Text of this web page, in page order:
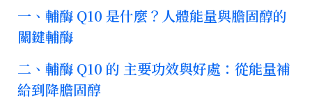
一、輔酶 Q10 是什麼？人體能量與膽固醇的
關鍵輔酶
二、輔酶 Q10 的 主要功效與好處：從能量補
給到降膽固醇